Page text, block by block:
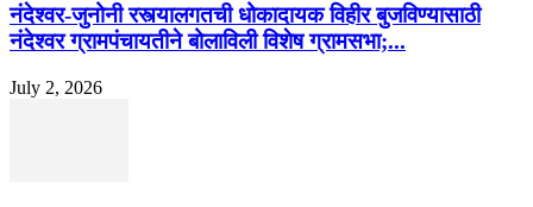
नंदेश्वर-जुनोनी रस्त्यालगतची धोकादायक विहीर बुजविण्यासाठी
नंदेश्वर ग्रामपंचायतीने बोलाविली विशेष ग्रामसभा;...
July 2, 2026